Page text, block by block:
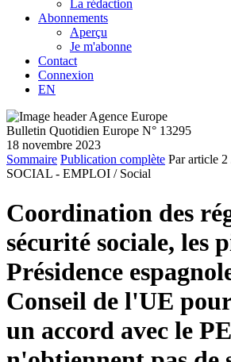
La rédaction
Abonnements
Aperçu
Je m'abonne
Contact
Connexion
EN
Bulletin Quotidien Europe N° 13295
18 novembre 2023
Sommaire Publication complète Par article 2
SOCIAL - EMPLOI / Social
Coordination des
sécurité sociale, les
Présidence
Conseil de l'UE
un accord avec le PE